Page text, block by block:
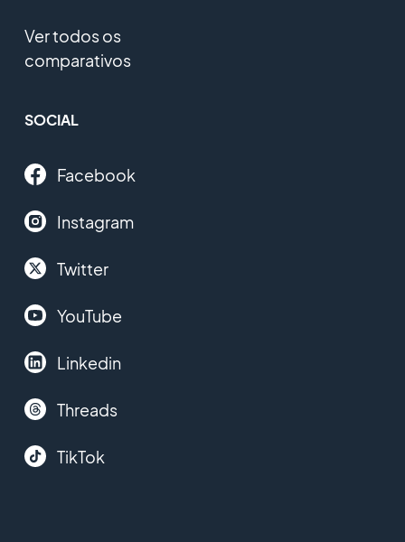
Ver todos os
comparativos
SOCIAL
Facebook
Instagram
Twitter
YouTube
Linkedin
Threads
TikTok